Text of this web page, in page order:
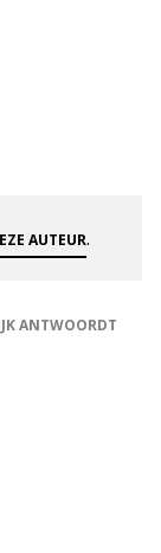
AUTEUR.
ANTWOORDT